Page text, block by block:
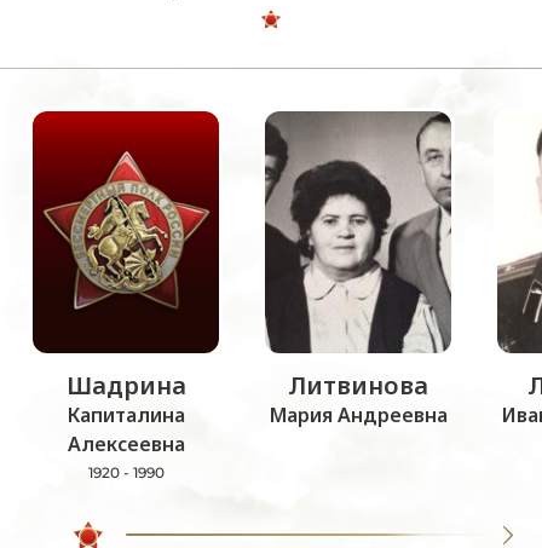
Шадрина
Капиталина
Алексеевна
1920 - 1990
Литвинова
Мария Андреевна